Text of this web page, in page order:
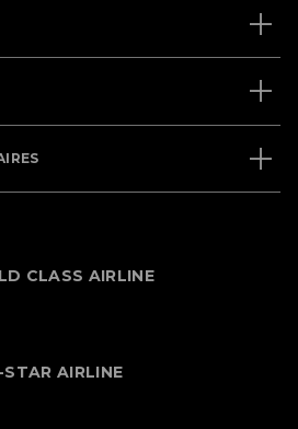
CLASS AIRLINE
AIRLINE